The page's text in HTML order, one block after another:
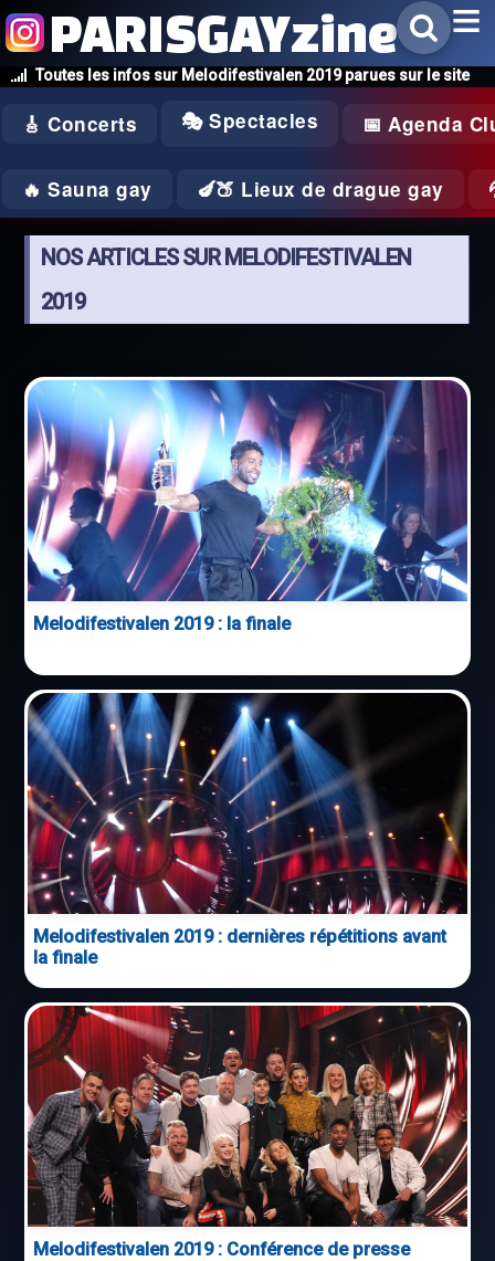
Toutes les infos sur Melodifestivalen 2019 parues sur le site
PARISGAYzine
🎸 Concerts 🎭 Spectacles 📅 Agenda
🔥 Sauna gay 🍆🍑 Lieux de drague gay
NOS ARTICLES SUR MELODIFESTIVALEN
2019
Melodifestivalen 2019 : la finale
Melodifestivalen 2019 : dernières répétitions avant
la finale
Melodifestivalen 2019 : Conférence de presse